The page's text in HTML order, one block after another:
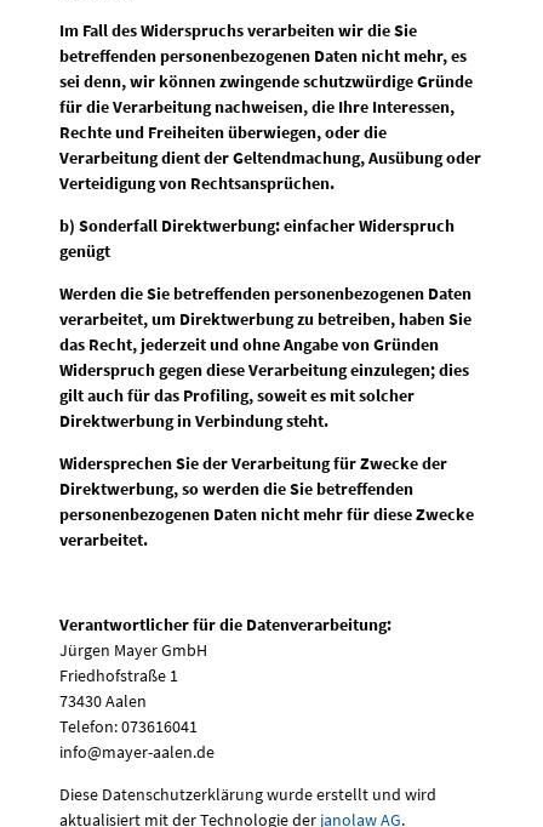
Im Fall des Widerspruchs verarbeiten wir die Sie
betreffenden personenbezogenen Daten nicht mehr, es
sei denn, wir können zwingende schutzwürdige Gründe
für die Verarbeitung nachweisen, die Ihre Interessen,
Rechte und Freiheiten überwiegen, oder die
Verarbeitung dient der Geltendmachung, Ausübung oder
Verteidigung von Rechtsansprüchen.
b) Sonderfall Direktwerbung: einfacher Widerspruch
genügt
Werden die Sie betreffenden personenbezogenen Daten
verarbeitet, um Direktwerbung zu betreiben, haben Sie
das Recht, jederzeit und ohne Angabe von Gründen
Widerspruch gegen diese Verarbeitung einzulegen; dies
gilt auch für das Profiling, soweit es mit solcher
Direktwerbung in Verbindung steht.
Widersprechen Sie der Verarbeitung für Zwecke der
Direktwerbung, so werden die Sie betreffenden
personenbezogenen Daten nicht mehr für diese Zwecke
verarbeitet.
Verantwortlicher für die Datenverarbeitung:
Jürgen Mayer GmbH
Friedhofstraße 1
73430 Aalen
Telefon: 073616041
info@mayer-aalen.de
Diese Datenschutzerklärung wurde erstellt und wird
aktualisiert mit der Technologie der janolaw AG.